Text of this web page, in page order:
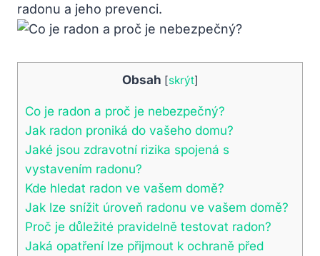
radonu a jeho prevenci.
Obsah [skrýt]
Co je radon a proč je nebezpečný?
Jak radon proniká do vašeho domu?
Jaké jsou zdravotní rizika spojená s
vystavením radonu?
Kde hledat radon ve vašem domě?
Jak lze snížit úroveň radonu ve vašem domě?
Proč je důležité pravidelně testovat radon?
Jaká opatření lze přijmout k ochraně před